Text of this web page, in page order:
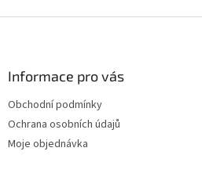
Informace pro vás
Obchodní podmínky
Ochrana osobních údajů
Moje objednávka